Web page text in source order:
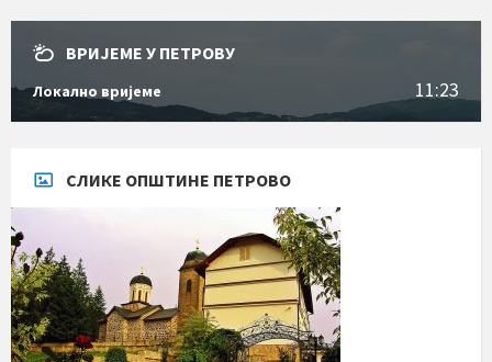
ВРИЈЕМЕ У ПЕТРОВУ
Локално вријеме 11:23
СЛИКЕ ОПШТИНЕ ПЕТРОВО